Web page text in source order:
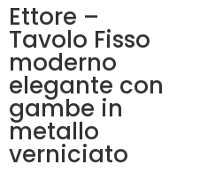
Ettore –
Tavolo Fisso
moderno
elegante con
gambe in
metallo
verniciato